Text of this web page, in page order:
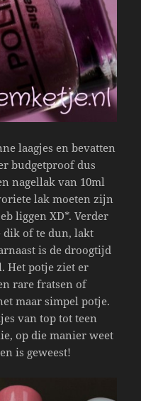
laagjes en bevatten
budgetproof dus
nagellak van 10ml
lak moeten zijn
liggen XD*. Verder
dik of te dun, lakt
is de droogtijd
Het potje ziet er
rare fratsen of
maar simpel potje.
van top tot teen
op die manier weet
is geweest!